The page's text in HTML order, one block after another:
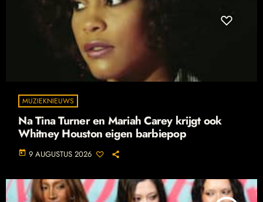
MUZIEKNIEUWS
Na Tina Turner en Mariah Carey krijgt ook
Whitney Houston eigen barbiepop
today 9 AUGUSTUS 2026